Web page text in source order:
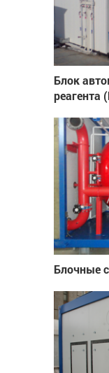
Блок
реагента
Блочные